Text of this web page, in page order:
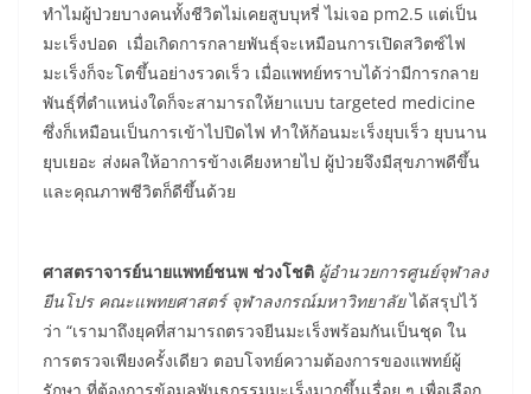
ทำไมผู้ป่วยบางคนทั้งชีวิตไม่เคยสูบบุหรี่ ไม่เจอ pm2.5 แต่เป็น
มะเร็งปอด เมื่อเกิดการกลายพันธุ์จะเหมือนการเปิดสวิตซ์ไฟ
มะเร็งก็จะโตขึ้นอย่างรวดเร็ว เมื่อแพทย์ทราบได้ว่ามีการกลาย
พันธุ์ที่ตำแหน่งใดก็จะสามารถให้ยาแบบ targeted medicine
ซึ่งก็เหมือนเป็นการเข้าไปปิดไฟ ทำให้ก้อนมะเร็งยุบเร็ว ยุบนาน
ยุบเยอะ ส่งผลให้อาการข้างเคียงหายไป ผู้ป่วยจึงมีสุขภาพดีขึ้น
และคุณภาพชีวิตก็ดีขึ้นด้วย
ศาสตราจารย์นายแพทย์ชนพ ช่วงโชติ ผู้อำนวยการศูนย์จุฬาลง
ยีนโปร คณะแพทยศาสตร์ จุฬาลงกรณ์มหาวิทยาลัยได้สรุปไว้
ว่า “เรามาถึงยุคที่สามารถตรวจยีนมะเร็งพร้อมกันเป็นชุด ใน
การตรวจเพียงครั้งเดียว ตอบโจทย์ความต้องการของแพทย์ผู้